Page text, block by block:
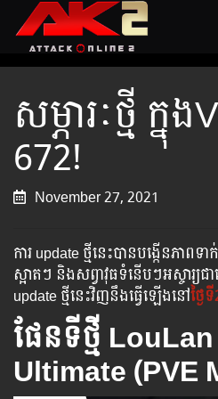
សម្ភារៈថ្មី ក្នុ
672!
November 27, 2021
ការ update ថ្មីនេះបានបង្កើនភាពទ
ស្អាតៗ និងសព្វាវុធទំនើបៗអស្ចារ្យ
update ថ្មីនេះវិញនឹងធ្វើឡើងនៅថ្ងៃ
ផែនទីថ្មី​ LouLan
Ultimate (PVE